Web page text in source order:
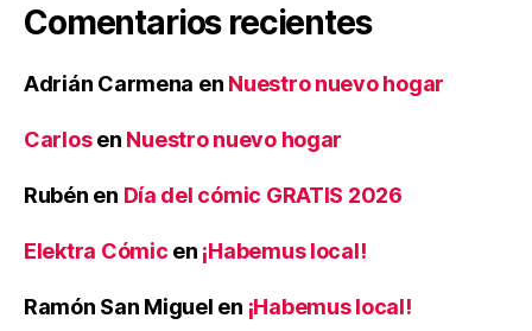
Comentarios recientes
Adrián Carmena en Nuestro nuevo hogar
Carlosen Nuestro nuevo hogar
Rubén en Día del cómic GRATIS 2026
Elektra Cómic en ¡Habemus local!
Ramón San Miguel en ¡Habemus local!